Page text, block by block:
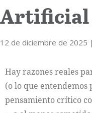
Artificial
12 de diciembre de 2025
Hay razones reales
(o lo que
pensamiento crítico